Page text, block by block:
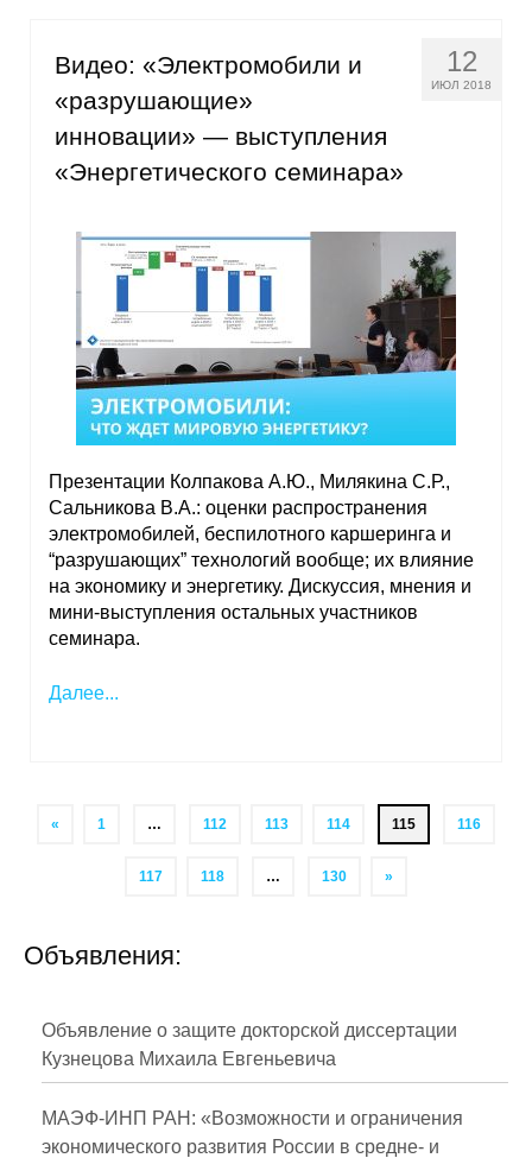
12
ИЮЛ 2018
Видео: «Электромобили и
«разрушающие»
инновации» — выступления
«Энергетического семинара»
Презентации Колпакова А.Ю., Милякина С.Р.,
Сальникова В.А.: оценки распространения
электромобилей, беспилотного каршеринга и
“разрушающих” технологий вообще; их влияние
на экономику и энергетику. Дискуссия, мнения и
мини-выступления остальных участников
семинара.
Далее...
« 1 … 112 113 114 115 116
117 118 … 130 »
Объявления:
Объявление о защите докторской диссертации
Кузнецова Михаила Евгеньевича
МАЭФ-ИНП РАН: «Возможности и ограничения
экономического развития России в средне- и